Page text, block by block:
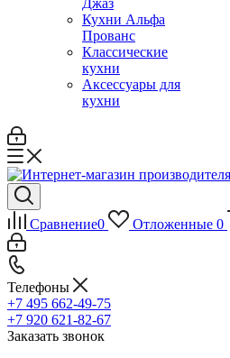
Джаз
Кухни Альфа
Прованс
Классические
кухни
Аксессуары для
кухни
Сравнение0 Отложенные 0
Телефоны
+7 495 662-49-75
+7 920 621-82-67
Заказать звонок